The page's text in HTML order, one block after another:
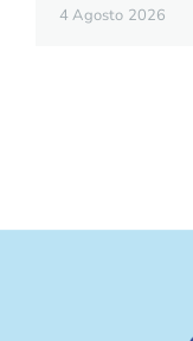
4 Agosto 2026